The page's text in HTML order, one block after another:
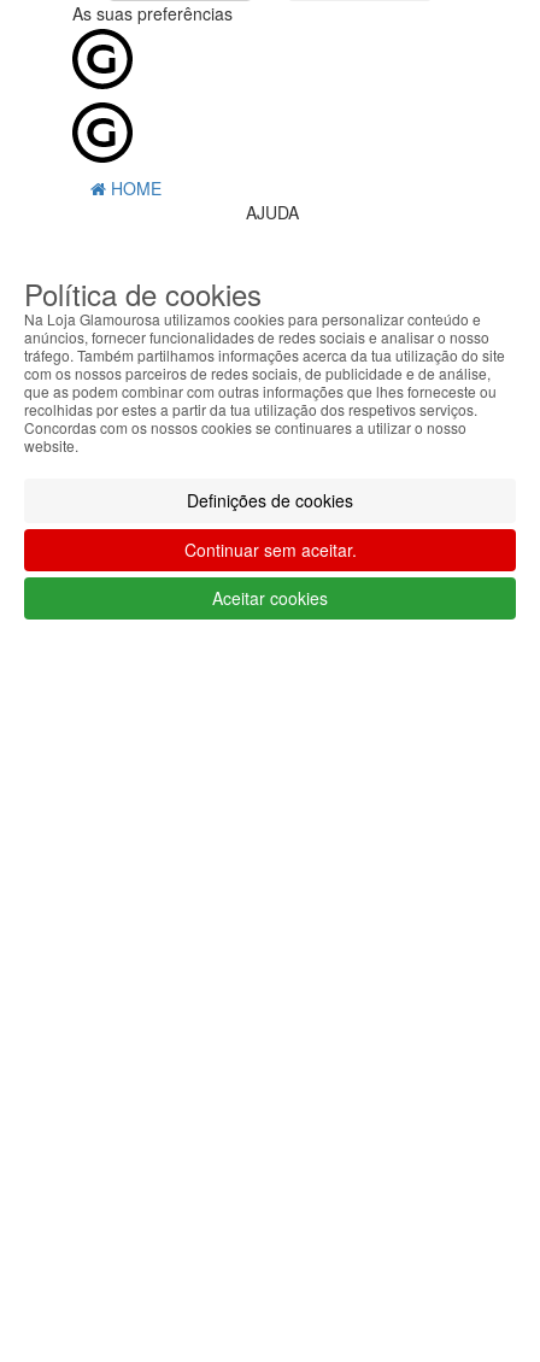
As suas preferências
HOME
AJUDA
0 CARRINHO
EU
Filtrar por
Limpar filtros
Filtrar
Política de cookies
Na Loja Glamourosa utilizamos cookies para personalizar conteúdo e
anúncios, fornecer funcionalidades de redes sociais e analisar o nosso
tráfego. Também partilhamos informações acerca da tua utilização do site
com os nossos parceiros de redes sociais, de publicidade e de análise,
que as podem combinar com outras informações que lhes forneceste ou
recolhidas por estes a partir da tua utilização dos respetivos serviços.
Concordas com os nossos cookies se continuares a utilizar o nosso
website.
Definições de cookies
Continuar sem aceitar.
Aceitar cookies